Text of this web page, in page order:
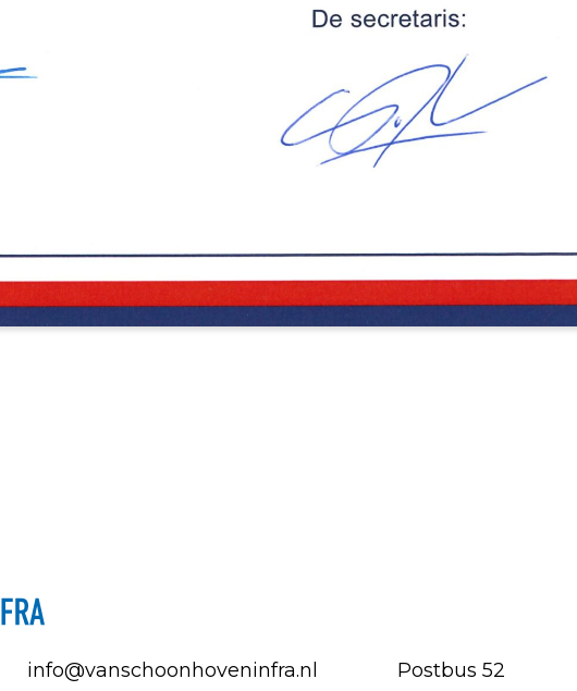
info@vanschoonhoveninfra.nl
Postbus 52